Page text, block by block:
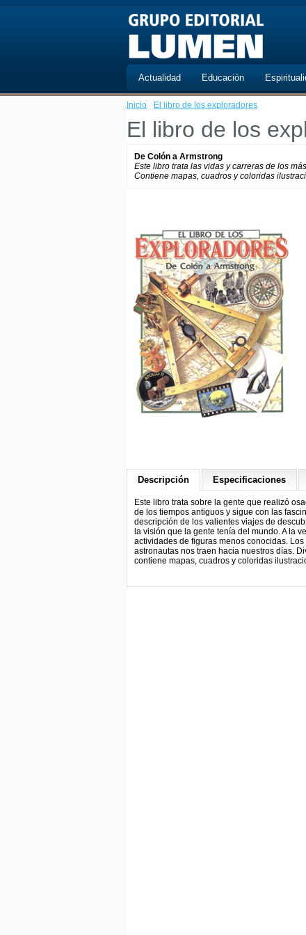
Actualidad Educación
Inicio · El libro de los exploradores
El libro de los
De Colón a Armstrong
Este libro trata las vidas y carreras de los
Contiene mapas, cuadros y coloridas
Descripción Especificaciones
Este libro trata sobre la gente que realizó
de los tiempos antiguos y sigue con las
descripción de los valientes viajes de
la visión que la gente tenía del mundo. A la
actividades de figuras menos conocidas.
astronautas nos traen hacia nuestros días.
contiene mapas, cuadros y coloridas